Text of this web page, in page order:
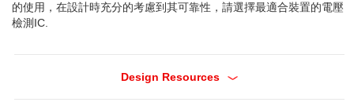
的使用，在設計時充分的考慮到其可靠性，請選擇最適合裝置的電壓
檢測IC.
Design Resources